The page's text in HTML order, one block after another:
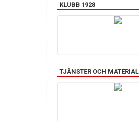
KLUBB 1928
TJÄNSTER OCH MATERIAL